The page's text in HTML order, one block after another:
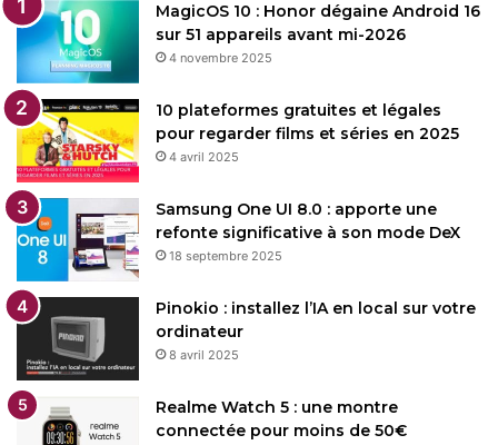
Restez connecté via Google News
Suivez-nous pour les dernières mises à jour et guides.
TCL
MagicOS 10 : Honor dégaine Android 16
sur 51 appareils avant mi-2026
4 novembre 2025
10 plateformes gratuites et légales
pour regarder films et séries en 2025
4 avril 2025
Samsung One UI 8.0 : apporte une
refonte significative à son mode DeX
18 septembre 2025
Pinokio : installez l’IA en local sur votre
ordinateur
8 avril 2025
Realme Watch 5 : une montre
connectée pour moins de 50€